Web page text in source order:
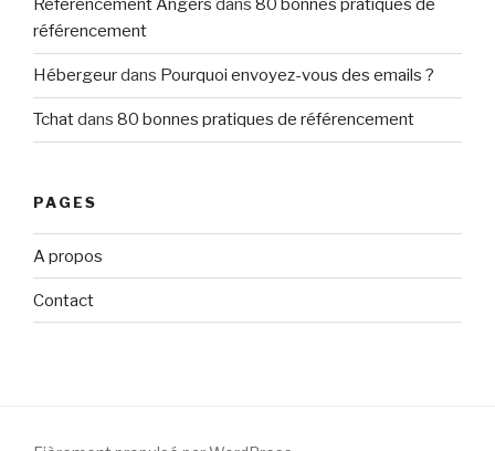
Referencement Angers dans 80 bonnes pratiques de
référencement
Hébergeurdans Pourquoi envoyez-vous des emails ?
Tchatdans 80 bonnes pratiques de référencement
PAGES
A propos
Contact